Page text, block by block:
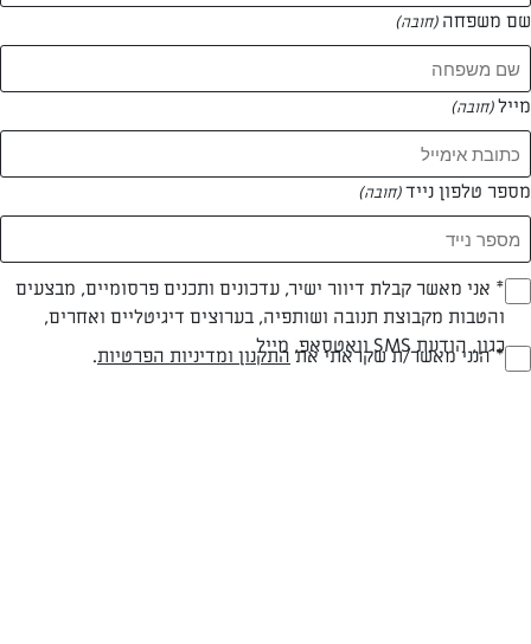
המתכונים של חלי תמיר
0 מתכונים
המאמרים של חלי תמיר
0 מאמרים
שם משפחה (חובה)
מייל(חובה)
מספר טלפון נייד(חובה)
(חובה)* אני מאשר קבלת דיוור ישיר, עדכונים ותכנים פרסומיים, מבצעים
והטבות מקבוצת תנובה ושותפיה, בערוצים דיגיטליים ואחרים,
כגון, הודעת SMS וואטסאפ, מייל(חובה)* הנני מאשר/ת שקראתי את התקנון ומדיניות הפרטיות.